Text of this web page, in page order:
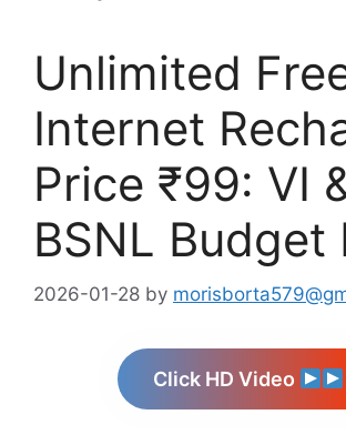
Unlimited
Internet
Price ₹99: VI
BSNL Budget
2026-01-28 by
Click HD Video